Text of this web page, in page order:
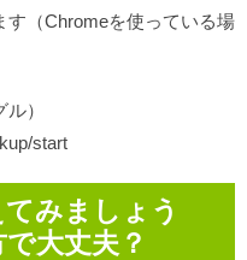
（Chromeを使っている場
）
start
てみましょう
大丈夫？